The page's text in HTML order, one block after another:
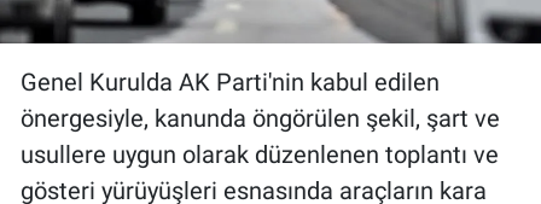
Genel Kurulda AK Parti'nin kabul edilen
önergesiyle, kanunda öngörülen şekil, şart ve
usullere uygun olarak düzenlenen toplantı ve
gösteri yürüyüşleri esnasında araçların kara